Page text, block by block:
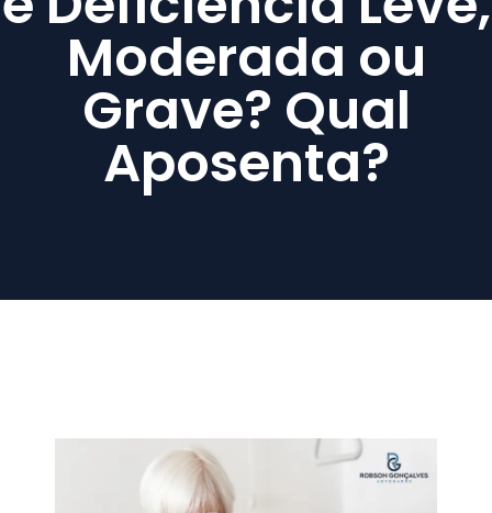
Moderada ou
Grave? Qual
Aposenta?